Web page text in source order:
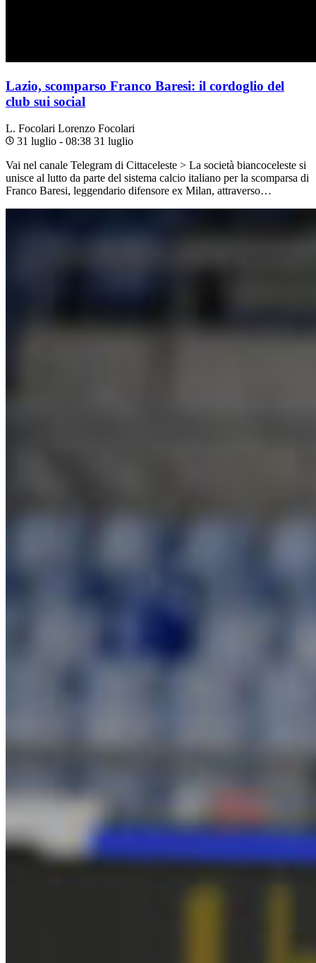
Lazio, scomparso Franco Baresi: il cordoglio del
club sui social
L. Focolari Lorenzo Focolari
31 luglio - 08:38 31 luglio
Vai nel canale Telegram di Cittaceleste > La società biancoceleste si
unisce al lutto da parte del sistema calcio italiano per la scomparsa di
Franco Baresi, leggendario difensore ex Milan, attraverso…